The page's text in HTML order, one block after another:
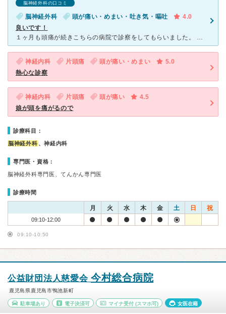
脳神経外科の口コミ
脳神経外科 頭が痛い・めまい・吐き気・嘔吐
4.0
良いです！
１ヶ月も頭痛が続きこちらの病院で診察をしてもらいました。 すぐにCT検査をして頂き異常は無く偏頭痛との診断で予防薬を処方してもらい飲んだところびっくりするくらいすぐに痛みが治まり、もっと早く受診して
神経内科 片頭痛 頭が痛い・めまい
5.0
熱心な診察
神経内科 片頭痛 頭が痛い
4.5
娘が頭を痛がるので
診療科目：
脳神経外科 、神経内科
専門医・資格：
脳神経外科専門医、てんかん専門医
診療時間
月 火 水 木 金 土 日 祝
09:10-12:00
09:10-10:50
公益財団法人慈愛会 今村総合病院
鹿児島県鹿児島市鴨池新町
駐車場あり 電子決済可 マイナ受付 (スマホ可) 女医在籍